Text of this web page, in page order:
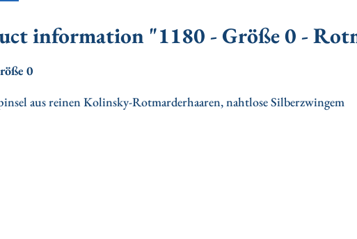
information "1180 - Größe 0 -
0
aus reinen Kolinsky-Rotmarderhaaren, nahtlose Silberzwingem